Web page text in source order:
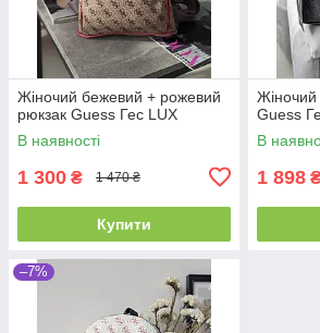
Жіночий бежевий + рожевий
рюкзак Guess Гес LUX
В наявності
1 300 ₴ 1 470 ₴
Купити
Жіночий
Guess
В
1 898
–7%